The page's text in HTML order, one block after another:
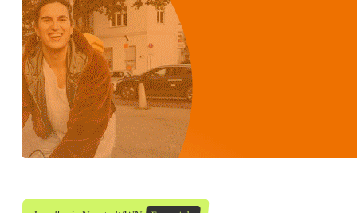
P
r
o
m
i
l